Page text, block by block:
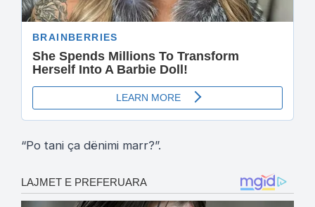
“Po tani ça dënimi marr?”.